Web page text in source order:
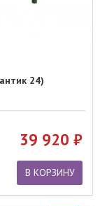
24)
39 920
В КОРЗИНУ